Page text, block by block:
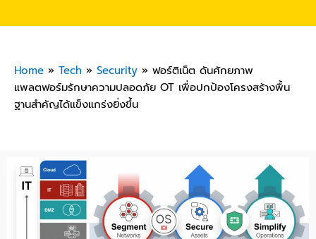
Home » Tech » Security » ฟอร์ติเน็ต ดันศักยภาพ
แพลตฟอร์มรักษาความปลอดภัย OT เพื่อปกป้องโครงสร้างพื้น
ฐานสำคัญได้แข็งแกร่งยิ่งขึ้น